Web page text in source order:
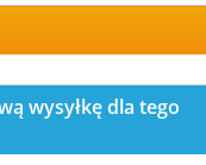
wysyłkę dla tego